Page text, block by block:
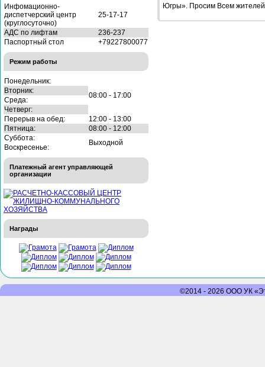
Инфомационно-
диспетчерский центр
(круглосуточно)
25-17-17
АДС по лифтам
236-237
Паспортный стол
+79227800077
Режим работы
Понедельник:
08:00 - 17:00
Вторник:
Среда:
Четверг:
Перерыв на обед:
12:00 - 13:00
Пятница:
08:00 - 12:00
Суббота:
Выходной
Воскресенье:
Платежный агент управляющей
организации
Награды
Югры». Просим Всем
©2014 - 2026 ООО УК